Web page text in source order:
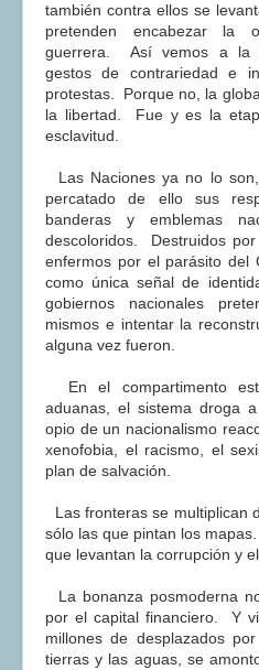
también contra ellos se
pretenden encabezar la
guerrera. Así vemos a la
gestos de contrariedad e
protestas. Porque no, la
la libertad. Fue y es la
esclavitud.
Las Naciones ya no lo
percatado de ello sus
banderas y emblemas
descoloridos. Destruidos
enfermos por el parásito del
como única señal de
gobiernos nacionales
mismos e intentar la
alguna vez fueron.
En el compartimento
aduanas, el sistema droga
opio de un nacionalismo
xenofobia, el racismo, el
plan de salvación.
Las fronteras se multiplican
sólo las que pintan los
que levantan la corrupción y
La bonanza posmoderna
por el capital financiero. Y
millones de desplazados
tierras y las aguas, se